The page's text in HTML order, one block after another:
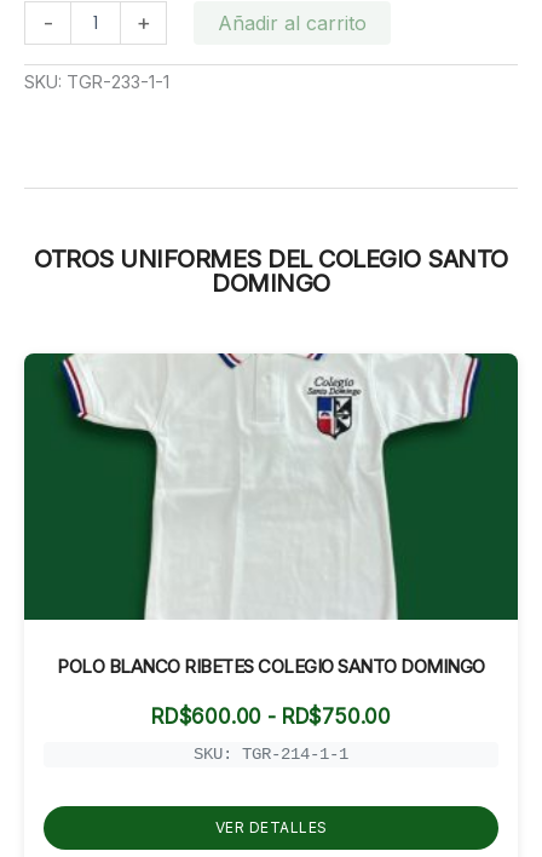
-
CAMISETA
DEPORTIVA
COLEGIO
SANTO
+ Añadir al carrito
SKU: TGR-233-1-1
OTROS UNIFORMES DEL COLEGIO SANTO
DOMINGO
POLO BLANCO RIBETES COLEGIO SANTO DOMINGO
RD$600.00 - RD$750.00Rango
RD$750.00
SKU: TGR-214-1-1
VER DETALLES